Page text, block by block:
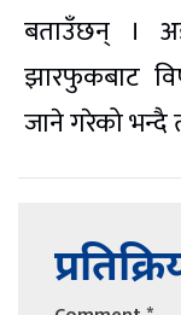
बताउँछन् ।
झारफुकबाट
जाने गरेको भन्दै